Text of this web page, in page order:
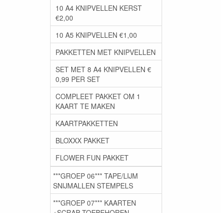
10 A4 KNIPVELLEN KERST
€2,00
10 A5 KNIPVELLEN €1,00
PAKKETTEN MET KNIPVELLEN
SET MET 8 A4 KNIPVELLEN €
0,99 PER SET
COMPLEET PAKKET OM 1
KAART TE MAKEN
KAARTPAKKETTEN
BLOXXX PAKKET
FLOWER FUN PAKKET
***GROEP 06*** TAPE/LIJM
SNIJMALLEN STEMPELS
***GROEP 07*** KAARTEN